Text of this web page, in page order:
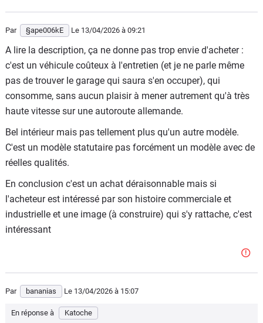
500-unintended-acceleration-debacle/
https://www.thetruthaboutcars.com/2007/05/in-defense-
of-the-audi-5000/
Par §ape006kE Le 13/04/2026 à 09:21
A lire la description, ça ne donne pas trop envie d'acheter :
c'est un véhicule coûteux à l'entretien (et je ne parle même
pas de trouver le garage qui saura s'en occuper), qui
consomme, sans aucun plaisir à mener autrement qu'à très
haute vitesse sur une autoroute allemande.
Bel intérieur mais pas tellement plus qu'un autre modèle.
C'est un modèle statutaire pas forcément un modèle avec de
réelles qualités.
En conclusion c'est un achat déraisonnable mais si
l'acheteur est intéressé par son histoire commerciale et
industrielle et une image (à construire) qui s'y rattache, c'est
intéressant
Par bananias Le 13/04/2026 à 15:07
En réponse à Katoche